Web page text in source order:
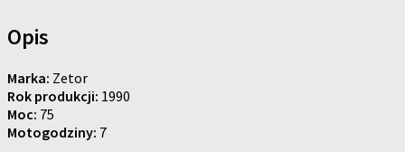
Opis
Marka: Zetor
Rok produkcji: 1990
Moc: 75
Motogodziny: 7